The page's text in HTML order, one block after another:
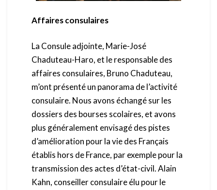
Affaires consulaires
La Consule adjointe, Marie-José
Chaduteau-Haro, et le responsable des
affaires consulaires, Bruno Chaduteau,
m’ont présenté un panorama de l’activité
consulaire. Nous avons échangé sur les
dossiers des bourses scolaires, et avons
plus généralement envisagé des pistes
d’amélioration pour la vie des Français
établis hors de France, par exemple pour la
transmission des actes d’état-civil. Alain
Kahn, conseiller consulaire élu pour le